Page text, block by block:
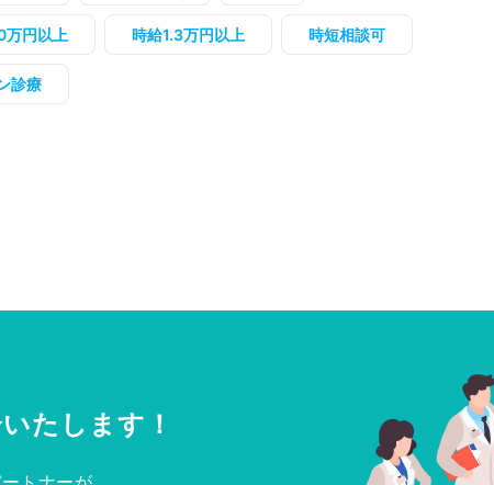
万円以上 時給1.3万円以上 時短相談可
診療
たします！